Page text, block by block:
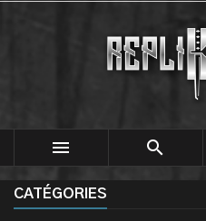
 
CATÉGORIES